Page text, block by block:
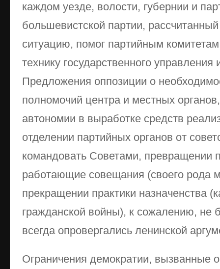
каждом уезде, волости, губернии и
большевистской партии,
ситуацию, помог партийным
технику государственного
Предложения оппозиции о
полномочий центра и местных
автономии в выработке средств
отделении партийных органов от
командовать Советами, превращении
работающие совещания (своего рода
прекращении практики назначенства
гражданской войны), к сожалению,
всегда опровергались ленинской
Ограничения демократии, вызванные